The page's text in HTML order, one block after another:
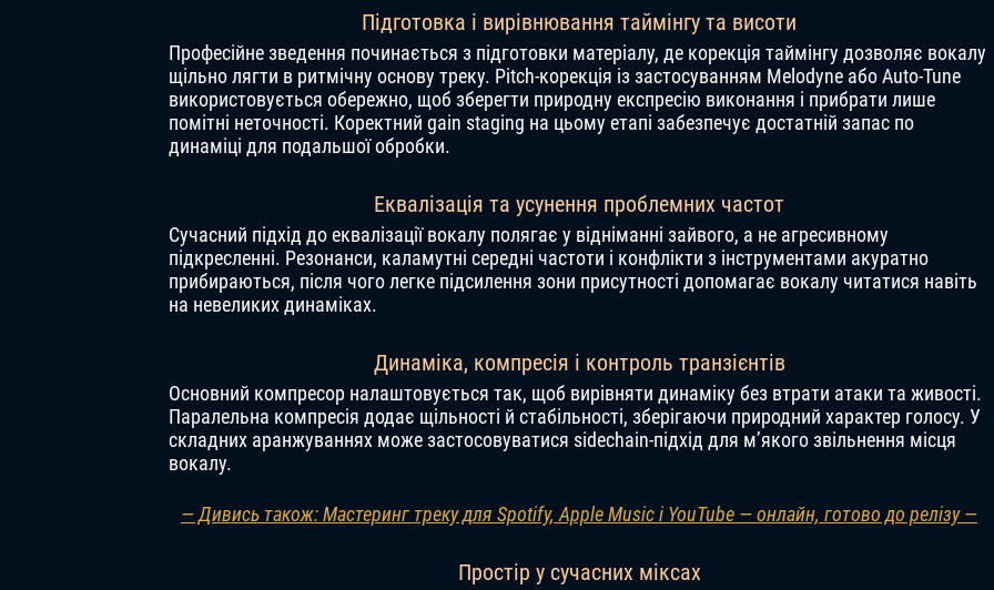
Підготовка і вирівнювання таймінгу та висоти
Професійне зведення починається з підготовки матеріалу, де корекція таймінгу дозволяє вокалу
щільно лягти в ритмічну основу треку. Pitch-корекція із застосуванням Melodyne або Auto-Tune
використовується обережно, щоб зберегти природну експресію виконання і прибрати лише
помітні неточності. Коректний gain staging на цьому етапі забезпечує достатній запас по
динаміці для подальшої обробки.
Еквалізація та усунення проблемних частот
Сучасний підхід до еквалізації вокалу полягає у відніманні зайвого, а не агресивному
підкресленні. Резонанси, каламутні середні частоти і конфлікти з інструментами акуратно
прибираються, після чого легке підсилення зони присутності допомагає вокалу читатися навіть
на невеликих динаміках.
Динаміка, компресія і контроль транзієнтів
Основний компресор налаштовується так, щоб вирівняти динаміку без втрати атаки та живості.
Паралельна компресія додає щільності й стабільності, зберігаючи природний характер голосу. У
складних аранжуваннях може застосовуватися sidechain-підхід для м’якого звільнення місця
вокалу.
— Дивись також: Мастеринг треку для Spotify, Apple Music і YouTube — онлайн, готово до релізу —
Простір у сучасних міксах